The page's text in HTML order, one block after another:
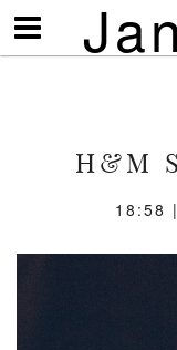
Visa/göm
meny
H&M
18:58